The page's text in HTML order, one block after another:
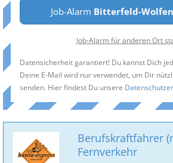
Job-Alarm Bitterfeld-Wolfen
Job-Alarm für anderen Ort
Datensicherheit garantiert! Du kannst Dich
Deine E-Mail wird nur verwendet, um Dir
senden. Hier findest Du unsere
Berufskraftfahrer
Fernverkehr